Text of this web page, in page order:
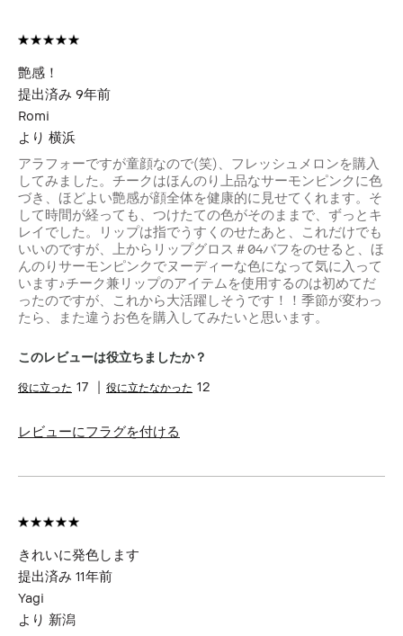
艶感！
提出済み 9年前
Romi
より 横浜
アラフォーですが童顔なので(笑)、フレッシュメロンを購入
してみました。チークはほんのり上品なサーモンピンクに色
づき、ほどよい艶感が顔全体を健康的に見せてくれます。そ
して時間が経っても、つけたての色がそのままで、ずっとキ
レイでした。リップは指でうすくのせたあと、これだけでも
いいのですが、上からリップグロス＃04バフをのせると、ほ
んのりサーモンピンクでヌーディーな色になって気に入って
います♪チーク兼リップのアイテムを使用するのは初めてだ
ったのですが、これから大活躍しそうです！！季節が変わっ
たら、また違うお色を購入してみたいと思います。
このレビューは役立ちましたか？
17 12
レビューにフラグを付ける
きれいに発色します
提出済み 11年前
Yagi
より 新潟